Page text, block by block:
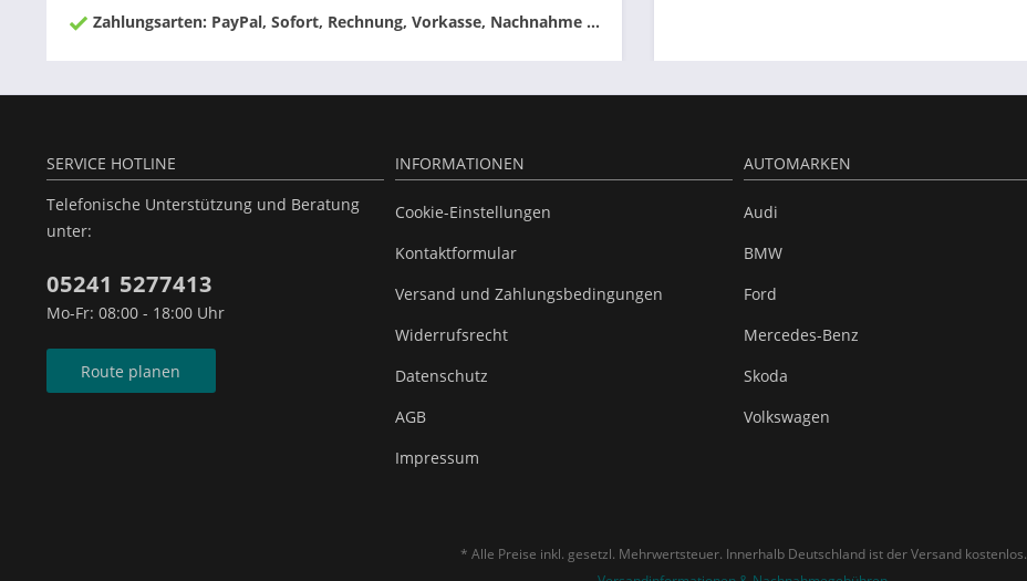
Zahlungsarten: PayPal, Sofort, Rechnung, Vorkasse, Nachnahme ...
SERVICE HOTLINE
Telefonische Unterstützung und Beratung
unter:
05241 5277413
Mo-Fr: 08:00 - 18:00 Uhr
Route planen
INFORMATIONEN
Cookie-Einstellungen
Kontaktformular
Versand und Zahlungsbedingungen
Widerrufsrecht
Datenschutz
AGB
Impressum
AUTOMARKEN
Audi
BMW
Ford
Mercedes-Benz
Skoda
Volkswagen
* Alle Preise inkl. gesetzl. Mehrwertsteuer. Innerhalb Deutschland ist der Versand kostenlos.